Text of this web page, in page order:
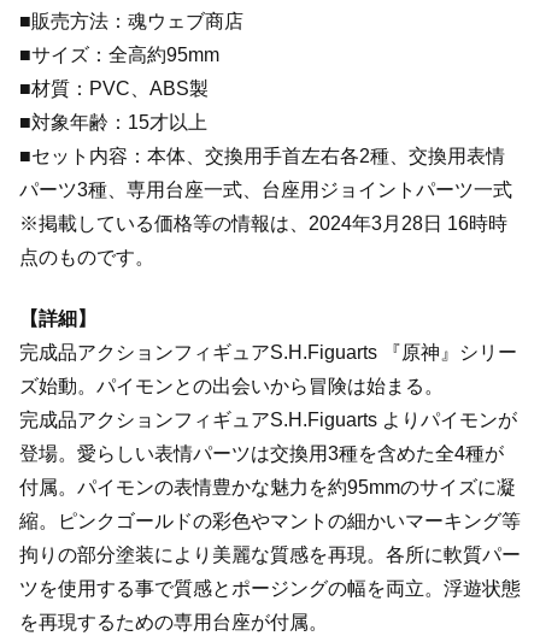
■販売方法：魂ウェブ商店
■サイズ：全高約95mm
■材質：PVC、ABS製
■対象年齢：15才以上
■セット内容：本体、交換用手首左右各2種、交換用表情
パーツ3種、専用台座一式、台座用ジョイントパーツ一式
※掲載している価格等の情報は、2024年3月28日 16時時
点のものです。
【詳細】
完成品アクションフィギュアS.H.Figuarts 『原神』シリー
ズ始動。パイモンとの出会いから冒険は始まる。
完成品アクションフィギュアS.H.Figuarts よりパイモンが
登場。愛らしい表情パーツは交換用3種を含めた全4種が
付属。パイモンの表情豊かな魅力を約95mmのサイズに凝
縮。ピンクゴールドの彩色やマントの細かいマーキング等
拘りの部分塗装により美麗な質感を再現。各所に軟質パー
ツを使用する事で質感とポージングの幅を両立。浮遊状態
を再現するための専用台座が付属。